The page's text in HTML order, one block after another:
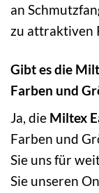
an
zu attraktiven
Gibt es die
Farben und
Ja, die Miltex
Farben und
Sie uns für
Sie unseren